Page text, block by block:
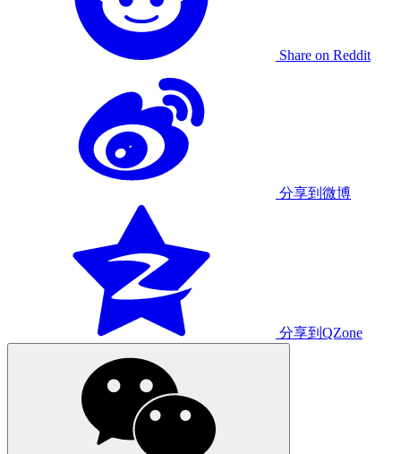
Share on Reddit
分享到微博
分享到QZone